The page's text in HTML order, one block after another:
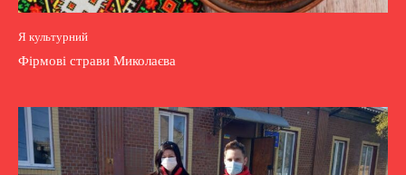
Я культурний
Фірмові страви Миколаєва